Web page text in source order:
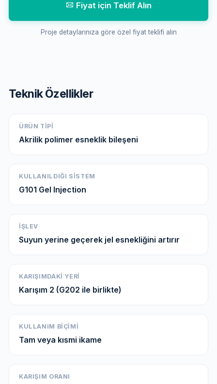
Fiyat için Teklif Alın
Proje detaylarınıza göre özel fiyat teklifi alın
Teknik Özellikler
ÜRÜN TIPI
Akrilik polimer esneklik bileşeni
KULLANILDIĞI SISTEM
G101 Gel Injection
İŞLEV
Suyun yerine geçerek jel esnekliğini artırır
KARIŞIMDAKI YERI
Karışım 2 (G202 ile birlikte)
KULLANIM BIÇIMI
Tam veya kısmi ikame
KARIŞIM ORANI